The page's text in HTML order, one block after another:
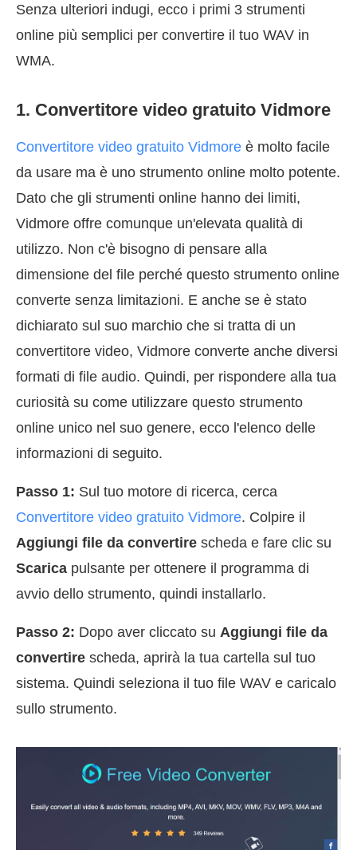
Senza ulteriori indugi, ecco i primi 3 strumenti
online più semplici per convertire il tuo WAV in
WMA.
1. Convertitore video gratuito Vidmore
Convertitore video gratuito Vidmore è molto facile
da usare ma è uno strumento online molto potente.
Dato che gli strumenti online hanno dei limiti,
Vidmore offre comunque un'elevata qualità di
utilizzo. Non c'è bisogno di pensare alla
dimensione del file perché questo strumento online
converte senza limitazioni. E anche se è stato
dichiarato sul suo marchio che si tratta di un
convertitore video, Vidmore converte anche diversi
formati di file audio. Quindi, per rispondere alla tua
curiosità su come utilizzare questo strumento
online unico nel suo genere, ecco l'elenco delle
informazioni di seguito.
Passo 1: Sul tuo motore di ricerca, cerca
Convertitore video gratuito Vidmore. Colpire il
Aggiungi file da convertire scheda e fare clic su
Scarica pulsante per ottenere il programma di
avvio dello strumento, quindi installarlo.
Passo 2: Dopo aver cliccato su Aggiungi file da
convertire scheda, aprirà la tua cartella sul tuo
sistema. Quindi seleziona il tuo file WAV e caricalo
sullo strumento.